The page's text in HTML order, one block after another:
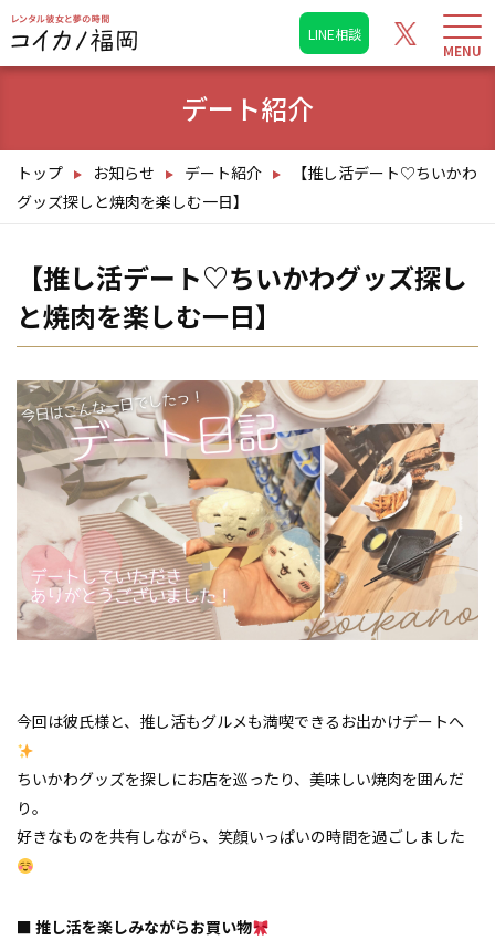
LINE相談
デート紹介
トップ お知らせ デート紹介
【推し活デート♡ちいかわ
グッズ探しと焼肉を楽しむ一日】
【推し活デート♡ちいかわグッズ探し
と焼肉を楽しむ一日】
今回は彼氏様と、推し活もグルメも満喫できるお出かけデートへ
ちいかわグッズを探しにお店を巡ったり、美味しい焼肉を囲んだ
り。
好きなものを共有しながら、笑顔いっぱいの時間を過ごしました
■ 推し活を楽しみながらお買い物